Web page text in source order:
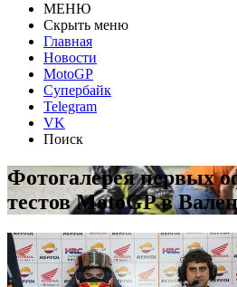
МЕНЮ
Скрыть меню
Главная
Новости
MotoGP
Супербайк
Telegram
VK
Поиск
Фотогалерея первых
тестов MotoGP в